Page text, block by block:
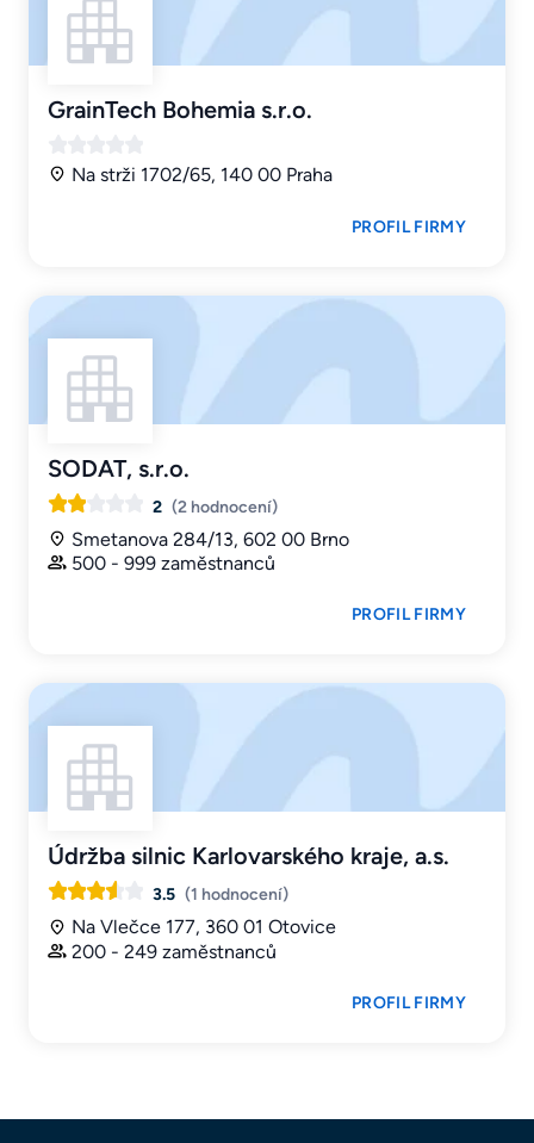
GrainTech Bohemia s.r.o.
Na strži 1702/65, 140 00 Praha
PROFIL FIRMY
SODAT, s.r.o.
2 (2 hodnocení)
Smetanova 284/13, 602 00 Brno
500 - 999 zaměstnanců
PROFIL FIRMY
Údržba silnic Karlovarského kraje, a.s.
3.5 (1 hodnocení)
Na Vlečce 177, 360 01 Otovice
200 - 249 zaměstnanců
PROFIL FIRMY